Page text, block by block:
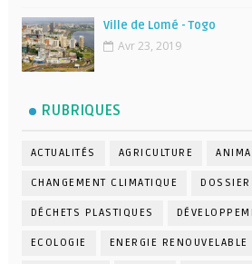
Ville de Lomé - Togo
Avr 23, 2019
RUBRIQUES
ACTUALITÉS AGRICULTURE
CHANGEMENT CLIMATIQUE DOSSIER
DÉCHETS PLASTIQUES
ECOLOGIE ENERGIE RENOUVELABLE